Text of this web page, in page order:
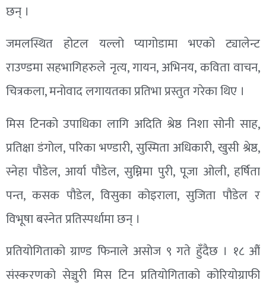
छन् ।
जमलस्थित होटल यल्लो प्यागोडामा भएको ट्यालेन्ट
राउण्डमा सहभागिहरुले नृत्य, गायन, अभिनय, कविता वाचन,
चित्रकला, मनोवाद लगायतका प्रतिभा प्रस्तुत गरेका थिए ।
मिस टिनको उपाधिका लागि अदिति श्रेष्ठ निशा सोनी साह,
प्रतिक्षा डंगोल, परिका भण्डारी, सुस्मिता अधिकारी, खुसी श्रेष्ठ,
स्नेहा पौडेल, आर्या पौडेल, सुम्निमा पुरी, पूजा ओली, हर्षिता
पन्त, कसक पौडेल, विसुका कोइराला, सुजिता पौडेल र
विभूषा बस्नेत प्रतिस्पर्धामा छन् ।
प्रतियोगिताको ग्राण्ड फिनाले असोज ९ गते हुँदैछ । १८ औं
संस्करणको सेञ्चुरी मिस टिन प्रतियोगिताको कोरियोग्राफी